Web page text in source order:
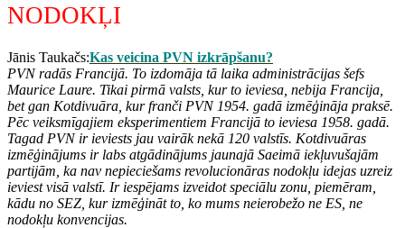
NODOKĻI
Jānis Taukačs:Kas veicina PVN izkrāpšanu?
PVN radās Francijā. To izdomāja tā laika administrācijas šefs
Maurice Laure. Tikai pirmā valsts, kur to ieviesa, nebija Francija,
bet gan Kotdivuāra, kur franči PVN 1954. gadā izmēģināja praksē.
Pēc veiksmīgajiem eksperimentiem Francijā to ieviesa 1958. gadā.
Tagad PVN ir ieviests jau vairāk nekā 120 valstīs. Kotdivuāras
izmēģinājums ir labs atgādinājums jaunajā Saeimā iekļuvušajām
partijām, ka nav nepieciešams revolucionāras nodokļu idejas uzreiz
ieviest visā valstī. Ir iespējams izveidot speciālu zonu, piemēram,
kādu no SEZ, kur izmēģināt to, ko mums neierobežo ne ES, ne
nodokļu konvencijas.